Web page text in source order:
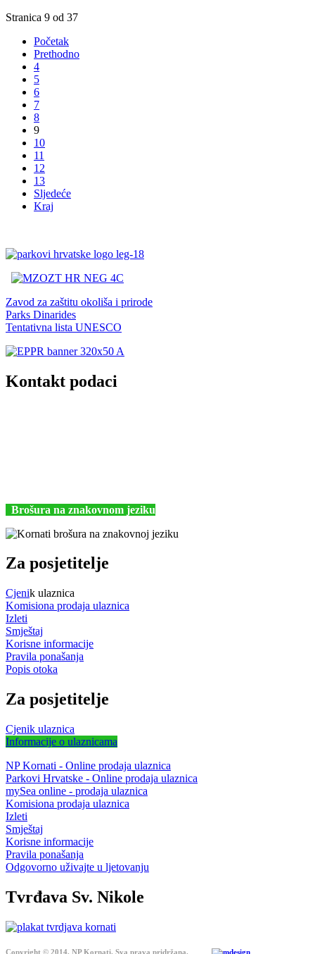
Stranica 9 od 37
Početak
Prethodno
4
5
6
7
8
9
10
11
12
13
Sljedeće
Kraj
Zavod za zaštitu okoliša i prirode
Parks Dinarides
Tentativna lista UNESCO
Kontakt podaci
Brošura na znakovnom jeziku
Za posjetitelje
Cjenik ulaznica
Komisiona prodaja ulaznica
Izleti
Smještaj
Korisne informacije
Pravila ponašanja
Popis otoka
Za posjetitelje
Cjenik ulaznica
Informacije o ulaznicama
NP Kornati - Online prodaja ulaznica
Parkovi Hrvatske - Online prodaja ulaznica
mySea online - prodaja ulaznica
Komisiona prodaja ulaznica
Izleti
Smještaj
Korisne informacije
Pravila ponašanja
Odgovorno uživajte u ljetovanju
Tvrđava Sv. Nikole
Copyright © 2014. NP Kornati. Sva prava pridržana.